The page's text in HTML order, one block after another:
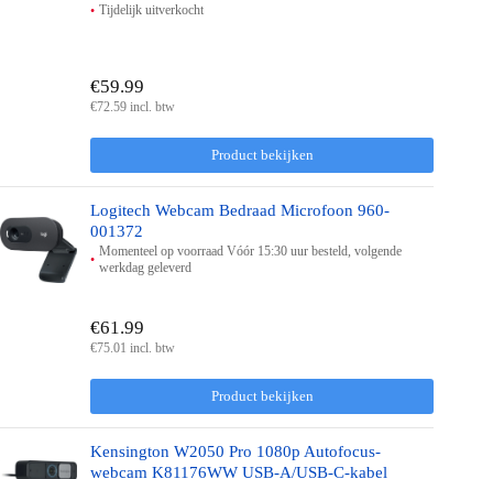
Tijdelijk uitverkocht
Product bekijken
€59.99
€72.59 incl. btw
Logitech Webcam Bedraad Microfoon 960-
001372
Momenteel op voorraad Vóór 15:30 uur besteld, volgende
werkdag geleverd
Product bekijken
€61.99
€75.01 incl. btw
Kensington W2050 Pro 1080p Autofocus-
webcam K81176WW USB-A/USB-C-kabel